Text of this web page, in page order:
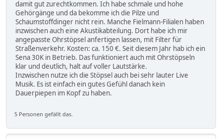
damit gut zurechtkommen. Ich habe schmale und hohe
Gehörgänge und da bekomme ich die Pilze und
Schaumstoffdinger nicht rein. Manche Fielmann-Filialen haben
inzwischen auch eine Akustikabteilung. Dort habe ich mir
angepasste Ohrstöpsel anfertigen lassen, mit Filter für
Straßenverkehr. Kosten: ca. 150 €. Seit diesem Jahr hab ich ein
Sena 30K in Betrieb. Das funktioniert auch mit Ohrstöpseln
klar und deutlich, halt auf voller Lautstärke.
Inzwischen nutze ich die Stöpsel auch bei sehr lauter Live
Musik. Es ist einfach ein gutes Gefühl danach kein
Dauerpiepen im Kopf zu haben.
5 Personen gefällt das.